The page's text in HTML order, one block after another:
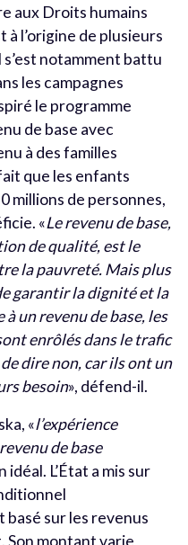
aux Droits humains
à l’origine de plusieurs
s’est notamment battu
les campagnes
le programme
de base avec
à des familles
que les enfants
millions de personnes,
«Le revenu de base,
de qualité, est le
la pauvreté. Mais plus
garantir la dignité et la
un revenu de base, les
enrôlés dans le trafic
dire non, car ils ont un
besoin», défend-il.
«l’expérience
de base
L’État a mis sur
basé sur les revenus
Son montant varie